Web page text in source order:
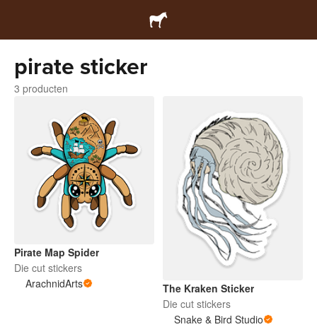
pirate sticker
3 producten
Pirate Map Spider
Die cut stickers
ArachnidArts
The Kraken Sticker
Die cut stickers
Snake & Bird Studio